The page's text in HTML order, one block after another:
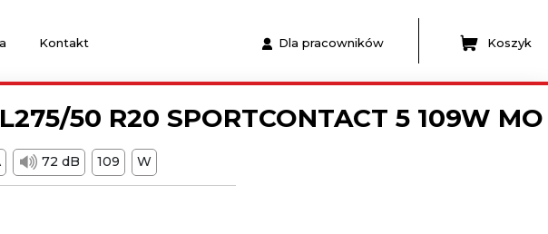
Kontakt Dla pracowników Koszyk
50 R20 SPORTCONTACT 5 109W MO
72 dB 109 W